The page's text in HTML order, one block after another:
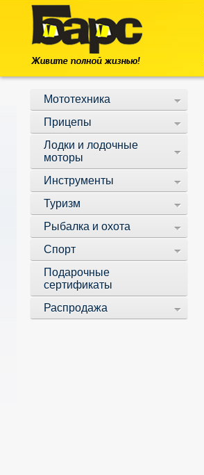
Мототехника
Прицепы
Лодки и лодочные
моторы
Инструменты
Туризм
Рыбалка и охота
Спорт
Подарочные
сертификаты
Распродажа